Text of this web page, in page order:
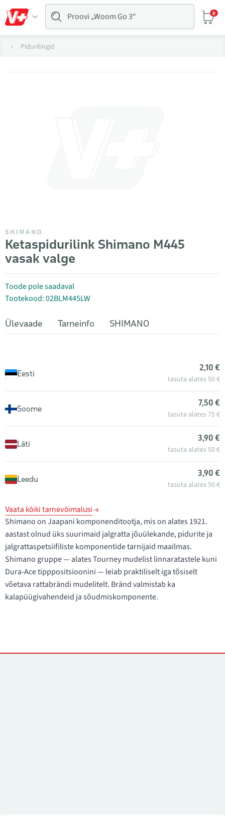
0
Pidurilingid
SHIMANO
Ketaspidurilink Shimano M445
vasak valge
Toode pole saadaval
Tootekood: 02BLM445LW
Ülevaade Tarneinfo SHIMANO
Eesti
2,10 €
tasuta alates 50 €
Soome
7,50 €
tasuta alates 75 €
Läti
3,90 €
tasuta alates 50 €
Leedu
3,90 €
tasuta alates 50 €
Vaata kõiki tarnevõimalusi
Shimano on Jaapani komponenditootja, mis on alates 1921.
aastast olnud üks suurimaid jalgratta jõuülekande, pidurite ja
jalgrattaspetsiifiliste komponentide tarnijaid maailmas.
Shimano gruppe — alates Tourney mudelist linnaratastele kuni
Dura-Ace tipppositsioonini — leiab praktiliselt iga tõsiselt
võetava rattabrändi mudelitelt. Bränd valmistab ka
kalapüügivahendeid ja sõudmiskomponente.